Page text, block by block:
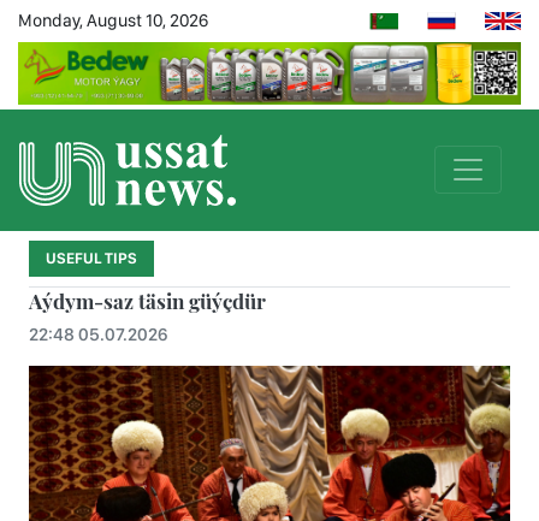
Monday, August 10, 2026
USEFUL TIPS
Aýdym-saz täsin güýçdür
22:48 05.07.2026